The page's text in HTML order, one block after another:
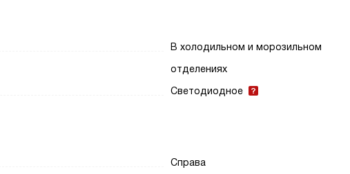
В холодильном и морозильном
отделениях
Светодиодное
Справа